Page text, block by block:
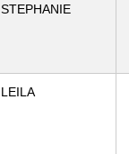
STEPHANIE
LEILA